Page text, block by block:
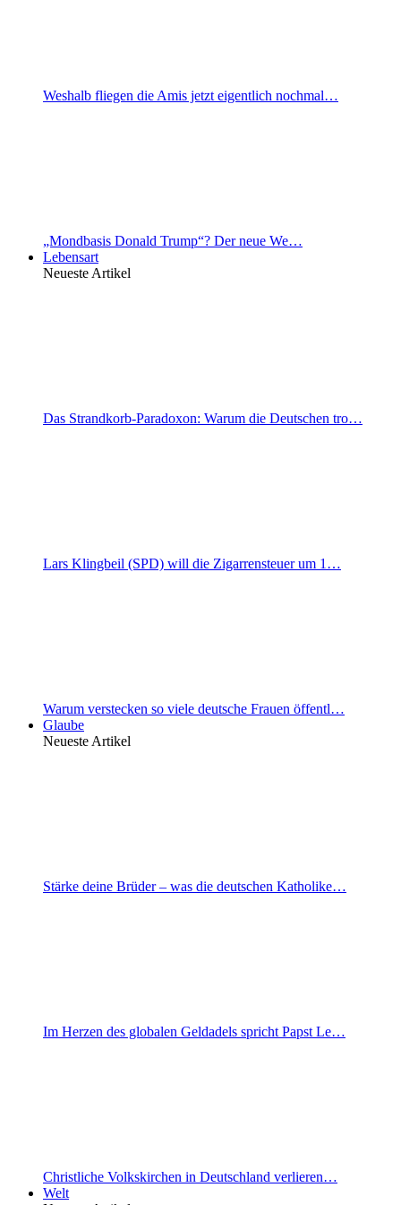
Weshalb fliegen die Amis jetzt eigentlich nochmal…
„Mondbasis Donald Trump“? Der neue We…
Lebensart
Neueste Artikel
Das Strandkorb-Paradoxon: Warum die Deutschen tro…
Lars Klingbeil (SPD) will die Zigarrensteuer um 1…
Warum verstecken so viele deutsche Frauen öffentl…
Glaube
Neueste Artikel
Stärke deine Brüder – was die deutschen Katholike…
Im Herzen des globalen Geldadels spricht Papst Le…
Christliche Volkskirchen in Deutschland verlieren…
Welt